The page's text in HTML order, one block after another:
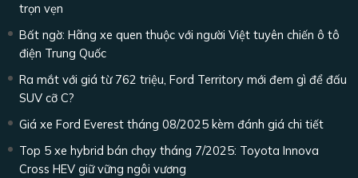
trọn vẹn
Bất ngờ: Hãng xe quen thuộc với người Việt tuyên chiến ô tô
điện Trung Quốc
Ra mắt với giá từ 762 triệu, Ford Territory mới đem gì để đấu
SUV cỡ C?
Giá xe Ford Everest tháng 08/2025 kèm đánh giá chi tiết
Top 5 xe hybrid bán chạy tháng 7/2025: Toyota Innova
Cross HEV giữ vững ngôi vương